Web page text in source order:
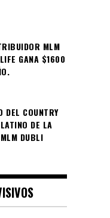
MLM
GANA $1600
DEL COUNTRY
DE LA
DUBLI